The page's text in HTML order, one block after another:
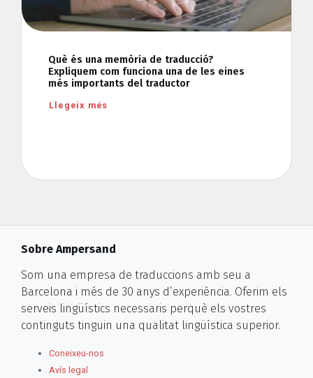
Què és una memòria de traducció?
Expliquem com funciona una de les eines
més importants del traductor
Llegeix més
Sobre Ampersand
Som una empresa de traduccions amb seu a
Barcelona i més de 30 anys d’experiència. Oferim els
serveis lingüístics necessaris perquè els vostres
continguts tinguin una qualitat lingüística superior.
Coneixeu-nos
Avís legal